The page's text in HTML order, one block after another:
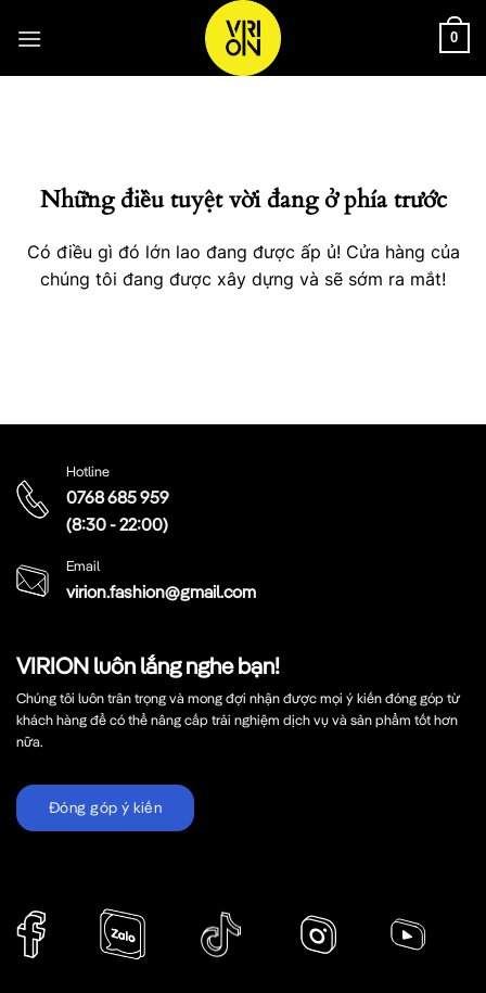
qua
0
Những điều tuyệt vời đang ở phía trước
Có điều gì đó lớn lao đang được ấp ủ! Cửa hàng của
chúng tôi đang được xây dựng và sẽ sớm ra mắt!
VIRION luôn lắng nghe bạn!
Chúng tôi luôn trân trọng và mong đợi nhận được mọi ý kiến đóng góp từ
khách hàng để có thể nâng cấp trải nghiệm dịch vụ và sản phẩm tốt hơn
nữa.
Đóng góp ý kiến
Hotline
0768 685 959
(8:30 - 22:00)
Email
virion.fashion@gmail.com